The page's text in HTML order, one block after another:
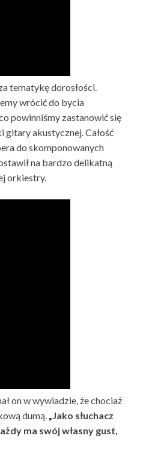
tematykę dorosłości.
wrócić do bycia
powinniśmy zastanowić się
gitary akustycznej. Całość
do skomponowanych
na bardzo delikatną
orkiestry.
on w wywiadzie, że chociaż
dumą.„Jako słuchacz
ma swój własny gust,